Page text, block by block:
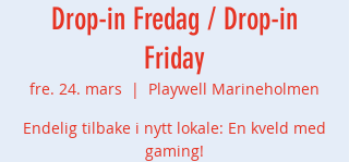
Drop-in Fredag / Drop-in
Friday
fre. 24. mars
  |
Playwell Marineholmen
Endelig tilbake i nytt lokale: En kveld med
gaming!